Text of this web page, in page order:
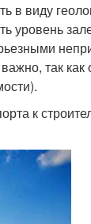
в виду
уровень
так как
к